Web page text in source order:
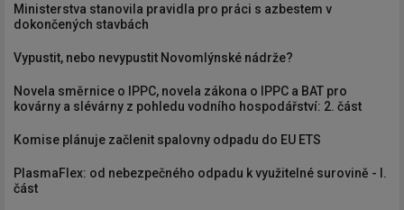
Ministerstva stanovila pravidla pro práci s azbestem v
dokončených stavbách
Vypustit, nebo nevypustit Novomlýnské nádrže?
Novela směrnice o IPPC, novela zákona o IPPC a BAT pro
kovárny a slévárny z pohledu vodního hospodářství: 2. část
Komise plánuje začlenit spalovny odpadu do EU ETS
PlasmaFlex: od nebezpečného odpadu k využitelné surovině - I.
část